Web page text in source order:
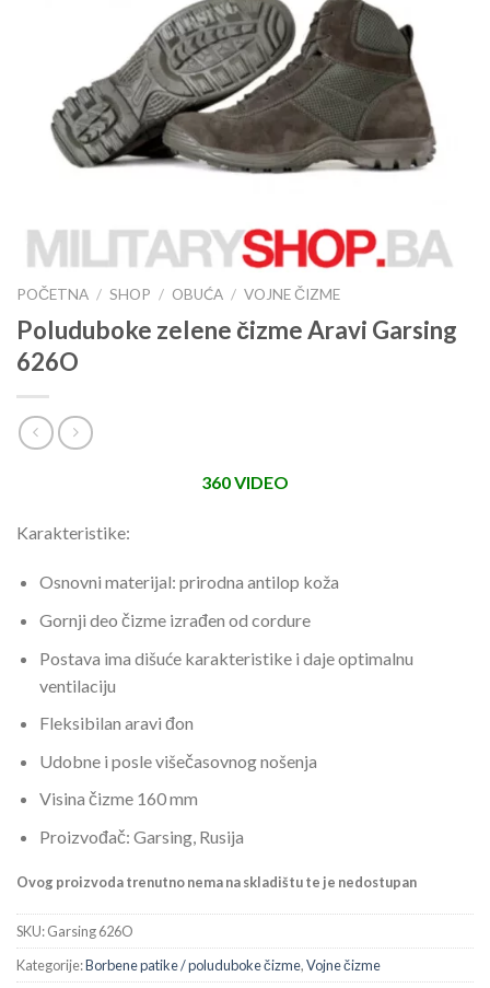
POČETNA / SHOP / OBUĆA / VOJNE ČIZME
Poluduboke zelene čizme Aravi Garsing
626O
360 VIDEO
Karakteristike:
Osnovni materijal: prirodna antilop koža
Gornji deo čizme izrađen od cordure
Postava ima dišuće karakteristike i daje optimalnu
ventilaciju
Fleksibilan aravi đon
Udobne i posle višečasovnog nošenja
Visina čizme 160 mm
Proizvođač: Garsing, Rusija
Ovog proizvoda trenutno nema na skladištu te je nedostupan
SKU:Garsing 626O
Kategorije:Borbene patike / poluduboke čizme,Vojne čizme